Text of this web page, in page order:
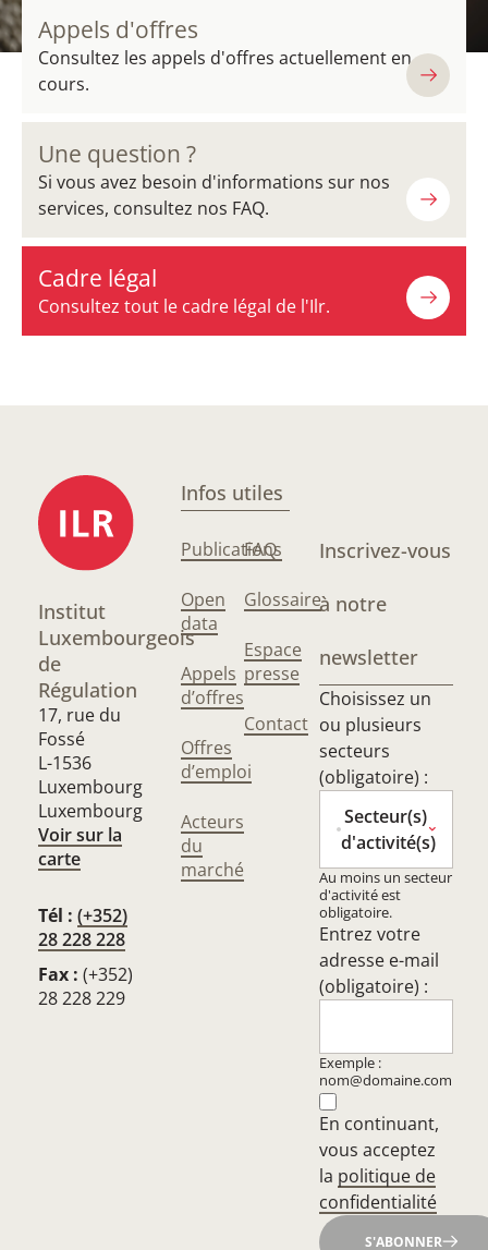
Appels d'offres
Consultez les appels d'offres actuellement en
cours.
Une question ?
Si vous avez besoin d'informations sur nos
services, consultez nos FAQ.
Cadre légal
Consultez tout le cadre légal de l'Ilr.
Institut
Luxembourgeois
de
Régulation
17, rue du
Fossé
L-1536
Luxembourg
Luxembourg
Voir sur la
carte
Tél : (+352)
28 228 228
Fax : (+352)
28 228 229
Infos utiles
Publications
Open
data
Appels
d’offres
Offres
d’emploi
Acteurs
du
marché
FAQ
Glossaire
Espace
presse
Contact
Inscrivez-vous
à notre
newsletter
Choisissez un
ou plusieurs
secteurs
(obligatoire) :
Secteur(s)
d'activité(s)
Au moins un secteur
d'activité est
obligatoire.
Entrez votre
adresse e-mail
(obligatoire) :
Exemple :
nom@domaine.com
En continuant,
vous acceptez
la politique de
confidentialité
S'ABONNER